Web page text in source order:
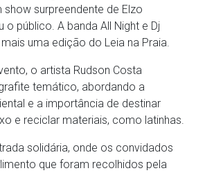
show surpreendente de Elzo
o público. A banda All Night e Dj
uma edição do Leia na Praia.
o artista Rudson Costa
temático, abordando a
e a importância de destinar
e reciclar materiais, como latinhas.
solidária, onde os convidados
que foram recolhidos pela